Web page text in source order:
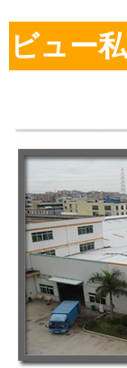
ビュー